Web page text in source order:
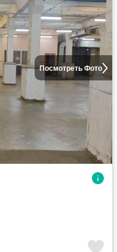
Посмотреть Фото